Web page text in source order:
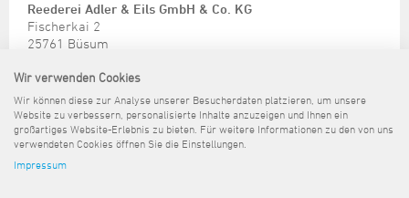
Reederei Adler & Eils GmbH & Co. KG
Fischerkai 2
25761 Büsum
Telefon: + 49 48 34 / 36 12
info@adler-eils.de
http://www.adler-eils.de/
Wir verwenden Cookies
Wir können diese zur Analyse unserer Besucherdaten platzieren, um unsere
Website zu verbessern, personalisierte Inhalte anzuzeigen und Ihnen ein
großartiges Website-Erlebnis zu bieten. Für weitere Informationen zu den von uns
verwendeten Cookies öffnen Sie die Einstellungen.
Impressum